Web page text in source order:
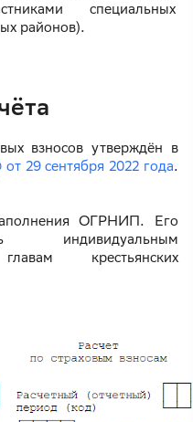
специальных
районов).
взносов утверждён в
29 сентября 2022 года.
ОГРНИП. Его
индивидуальным
крестьянских